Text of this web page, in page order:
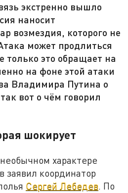
экстренно вышло
наносит
возмездия, которого не
может продлиться
только это обращает на
на фоне этой атаки
Владимира Путина о
вот о чём говорил
шокирует
характере
заявил координатор
Сергей Лебедев. По